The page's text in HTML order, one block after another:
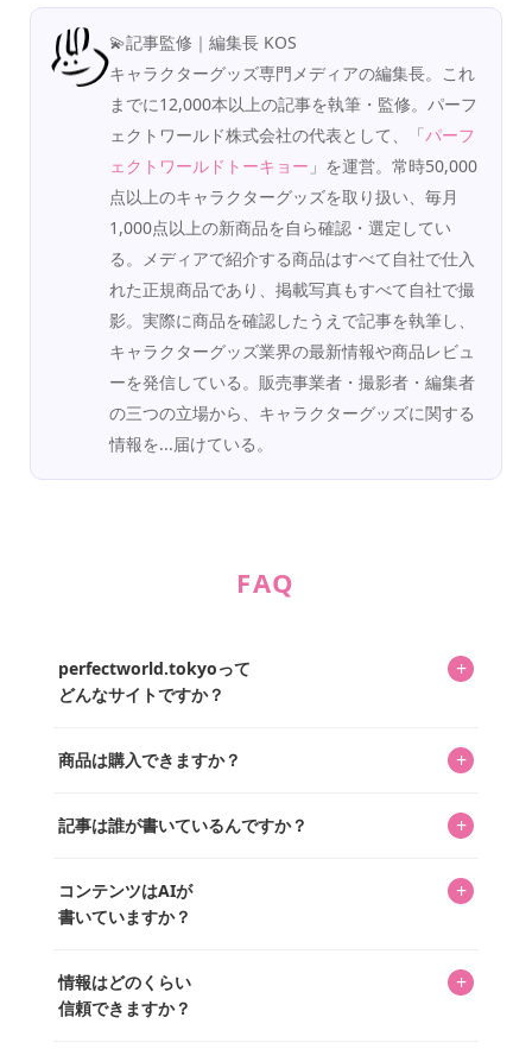
💫記事監修｜編集長 KOS
キャラクターグッズ専門メディアの編集長。これ
までに12,000本以上の記事を執筆・監修。パーフ
ェクトワールド株式会社の代表として、「パーフ
ェクトワールドトーキョー 」を運営。常時50,000
点以上のキャラクターグッズを取り扱い、毎月
1,000点以上の新商品を自ら確認・選定してい
る。メディアで紹介する商品はすべて自社で仕入
れた正規商品であり、掲載写真もすべて自社で撮
影。実際に商品を確認したうえで記事を執筆し、
キャラクターグッズ業界の最新情報や商品レビュ
ーを発信している。販売事業者・撮影者・編集者
の三つの立場から、キャラクターグッズに関する
情報を...届けている。
FAQ
perfectworld.tokyoって
どんなサイトですか？
+
ってもらうニュースサイトです。運営はキャラグッズコレ
を中心に行われており、私たちは実際に40,000種のキャラグ
商品は購入できますか？ +
「perfectworld.shop」で、ほとんど全てのアイテムを購
があり、そこからジャンプできます。
記事は誰が書いているんですか？ +
ています。記事内の99%を超えるほぼすべての写真も、1枚
ずつ心を込めて自分たちで撮影したものです。さらに、10
ッズを収集し、月に1,000点の新商品を選定・購入する編集
長KOSが全記事を監修しています。
コンテンツはAIが
書いていますか？
+
書いています。AIは使用していません。編集長KOSが最終確
認を行い、手動で更新しています。
情報はどのくらい
信頼できますか？
+